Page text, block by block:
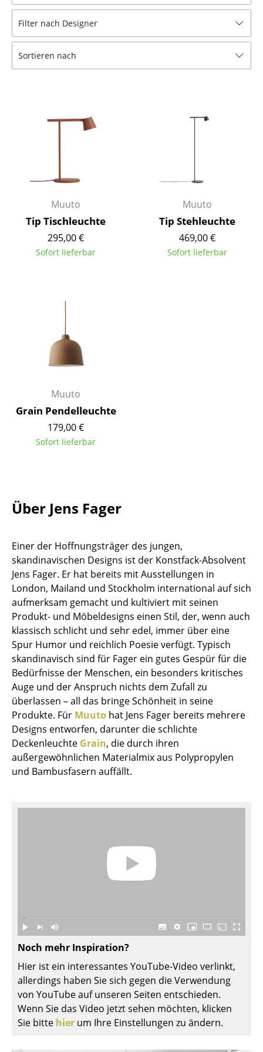
Bänke & Liegen
Sitzsäcke
Schaukelstühle
Konferenzstühle
Bürosessel
Einzelteile
... alle Sitzmöbel
Esstische
Beistelltische
Couchtische
Sekretäre & PC-Tische
Stehtische & Stehpulte
Servierwagen
... alle Tische
Aufbewahren
Regale & Schränke
Bücherregale
Wandregale
Sideboards & Kommoden
TV Möbel
Beistell- & Rollcontainer
Barmöbel
Garderoben
... alle Aufbewahrungsmöbel
Tischleuchten
Schreibtischleuchten
Stehleuchten & Leseleuchten
Bodenleuchten
Wandleuchten
Filter nach Designer
Sortieren nach
Muuto
Tip Tischleuchte
295,00 €
Sofort lieferbar
Muuto
Tip Stehleuchte
469,00 €
Sofort lieferbar
Muuto
Grain Pendelleuchte
179,00 €
Sofort lieferbar
Über Jens Fager
Einer der Hoffnungsträger des jungen,
skandinavischen Designs ist der Konstfack-Absolvent
Jens Fager. Er hat bereits mit Ausstellungen in
London, Mailand und Stockholm international auf sich
aufmerksam gemacht und kultiviert mit seinen
Produkt- und Möbeldesigns einen Stil, der, wenn auch
klassisch schlicht und sehr edel, immer über eine
Spur Humor und reichlich Poesie verfügt. Typisch
skandinavisch sind für Fager ein gutes Gespür für die
Bedürfnisse der Menschen, ein besonders kritisches
Auge und der Anspruch nichts dem Zufall zu
überlassen – all das bringe Schönheit in seine
Produkte. Für Muuto hat Jens Fager bereits mehrere
Designs entworfen, darunter die schlichte
Deckenleuchte Grain, die durch ihren
außergewöhnlichen Materialmix aus Polypropylen
und Bambusfasern auffällt.
Noch mehr Inspiration?
Hier ist ein interessantes YouTube-Video verlinkt,
allerdings haben Sie sich gegen die Verwendung
von YouTube auf unseren Seiten entschieden.
Wenn Sie das Video jetzt sehen möchten, klicken
Sie bitte hier um Ihre Einstellungen zu ändern.